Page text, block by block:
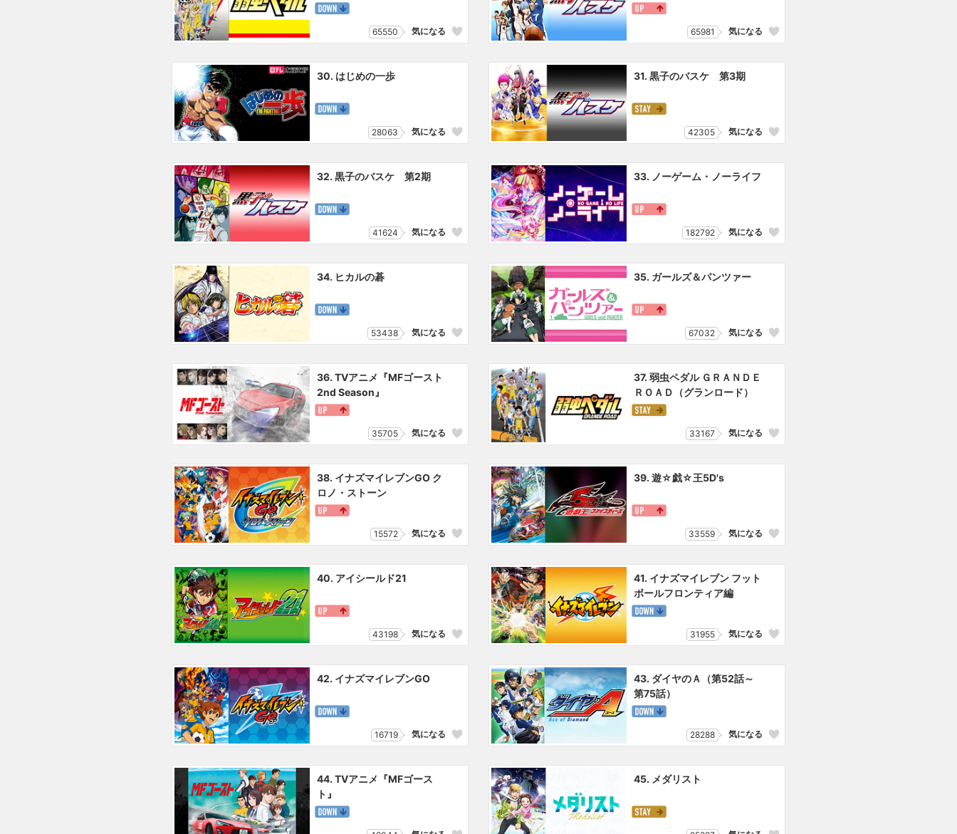
65550 気になる 65981 気になる
30. はじめの一歩
28063 気になる
31. 黒子のバスケ 第3期
42305 気になる
32. 黒子のバスケ 第2期
41624 気になる
33. ノーゲーム・ノーライフ
182792 気になる
34. ヒカルの碁
53438 気になる
35. ガールズ＆パンツァー
67032 気になる
36. TVアニメ『MFゴースト
2nd Season』
35705 気になる
37. 弱虫ペダル ＧＲＡＮＤＥ
ＲＯＡＤ（グランロード）
33167 気になる
38. イナズマイレブンGO ク
ロノ・ストーン
15572 気になる
39. 遊☆戯☆王5D's
33559 気になる
40. アイシールド21
43198 気になる
41. イナズマイレブン フット
ボールフロンティア編
31955 気になる
42. イナズマイレブンGO
16719 気になる
43. ダイヤのＡ（第52話～
第75話）
28288 気になる
44. TVアニメ『MFゴース
ト』
45. メダリスト